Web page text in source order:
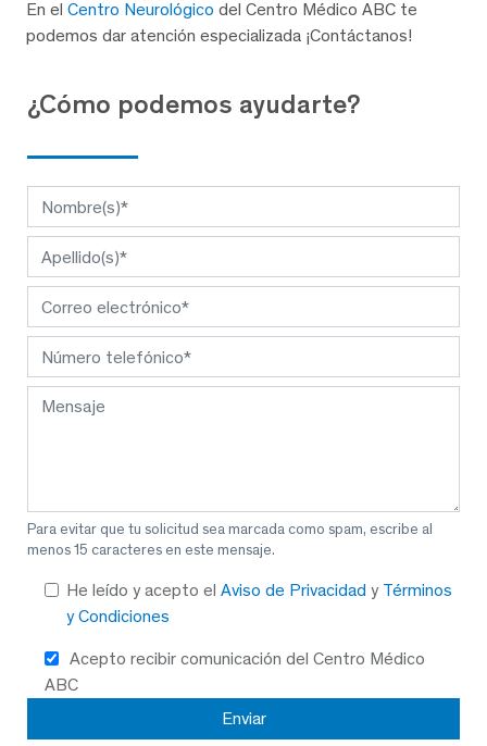
En el Centro Neurológico del Centro Médico ABC te
podemos dar atención especializada ¡Contáctanos!
¿Cómo podemos ayudarte?
Para evitar que tu solicitud sea marcada como spam, escribe al
menos 15 caracteres en este mensaje.
He leído y acepto el Aviso de Privacidad y Términos
y Condiciones
Acepto recibir comunicación del Centro Médico
ABC